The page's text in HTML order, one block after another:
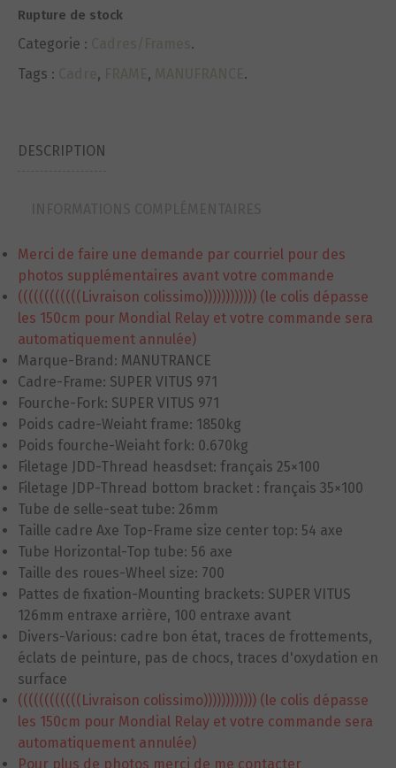
Rupture de stock
Categorie :
.
Tags :
, , .
DESCRIPTION
Merci de faire une demande par courriel pour des
photos supplémentaires avant votre commande
((((((((((((Livraison colissimo)))))))))))) (le colis dépasse
les 150cm pour Mondial Relay et votre commande sera
automatiquement annulée)
Marque-Brand: MANUTRANCE
Cadre-Frame: SUPER VITUS 971
Fourche-Fork: SUPER VITUS 971
Poids cadre-Weiaht frame: 1850kg
Poids fourche-Weiaht fork: 0.670kg
Filetage JDD-Thread heasdset: français 25×100
Filetage JDP-Thread bottom bracket : français 35×100
Tube de selle-seat tube: 26mm
Taille cadre Axe Top-Frame size center top: 54 axe
Tube Horizontal-Top tube: 56 axe
Taille des roues-Wheel size: 700
Pattes de fixation-Mounting brackets: SUPER VITUS
126mm entraxe arrière, 100 entraxe avant
Divers-Various: cadre bon état, traces de frottements,
éclats de peinture, pas de chocs, traces d'oxydation en
surface
((((((((((((Livraison colissimo)))))))))))) (le colis dépasse
les 150cm pour Mondial Relay et votre commande sera
automatiquement annulée)
Pour plus de photos merci de me contacter